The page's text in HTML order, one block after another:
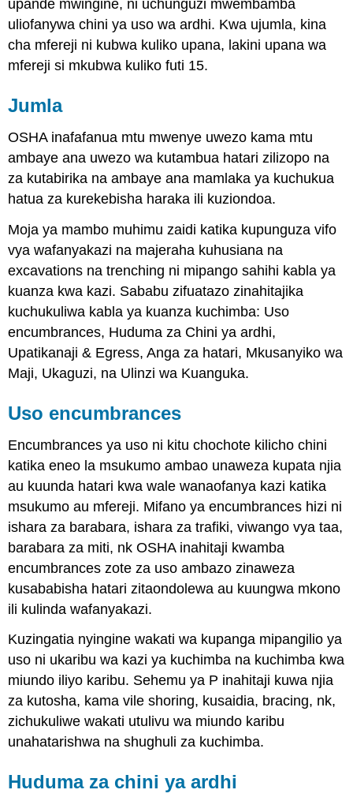
upande mwingine, ni uchunguzi mwembamba
uliofanywa chini ya uso wa ardhi. Kwa ujumla, kina
cha mfereji ni kubwa kuliko upana, lakini upana wa
mfereji si mkubwa kuliko futi 15.
Jumla
OSHA inafafanua mtu mwenye uwezo kama mtu
ambaye ana uwezo wa kutambua hatari zilizopo na
za kutabirika na ambaye ana mamlaka ya kuchukua
hatua za kurekebisha haraka ili kuziondoa.
Moja ya mambo muhimu zaidi katika kupunguza vifo
vya wafanyakazi na majeraha kuhusiana na
excavations na trenching ni mipango sahihi kabla ya
kuanza kwa kazi. Sababu zifuatazo zinahitajika
kuchukuliwa kabla ya kuanza kuchimba: Uso
encumbrances, Huduma za Chini ya ardhi,
Upatikanaji & Egress, Anga za hatari, Mkusanyiko wa
Maji, Ukaguzi, na Ulinzi wa Kuanguka.
Uso encumbrances
Encumbrances ya uso ni kitu chochote kilicho chini
katika eneo la msukumo ambao unaweza kupata njia
au kuunda hatari kwa wale wanaofanya kazi katika
msukumo au mfereji. Mifano ya encumbrances hizi ni
ishara za barabara, ishara za trafiki, viwango vya taa,
barabara za miti, nk OSHA inahitaji kwamba
encumbrances zote za uso ambazo zinaweza
kusababisha hatari zitaondolewa au kuungwa mkono
ili kulinda wafanyakazi.
Kuzingatia nyingine wakati wa kupanga mipangilio ya
uso ni ukaribu wa kazi ya kuchimba na kuchimba kwa
miundo iliyo karibu. Sehemu ya P inahitaji kuwa njia
za kutosha, kama vile shoring, kusaidia, bracing, nk,
zichukuliwe wakati utulivu wa miundo karibu
unahatarishwa na shughuli za kuchimba.
Huduma za chini ya ardhi